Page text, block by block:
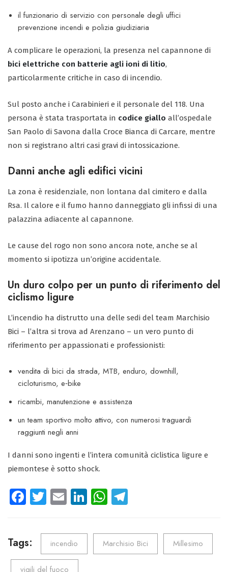
il funzionario di servizio con personale degli uffici
prevenzione incendi e polizia giudiziaria
A complicare le operazioni, la presenza nel capannone di
bici elettriche con batterie agli ioni di litio,
particolarmente critiche in caso di incendio.
Sul posto anche i Carabinieri e il personale del 118. Una
persona è stata trasportata in codice giallo all’ospedale
San Paolo di Savona dalla Croce Bianca di Carcare, mentre
non si registrano altri casi gravi di intossicazione.
Danni anche agli edifici vicini
La zona è residenziale, non lontana dal cimitero e dalla
Rsa. Il calore e il fumo hanno danneggiato gli infissi di una
palazzina adiacente al capannone.
Le cause del rogo non sono ancora note, anche se al
momento si ipotizza un’origine accidentale.
Un duro colpo per un punto di riferimento del
ciclismo ligure
L’incendio ha distrutto una delle sedi del team Marchisio
Bici – l’altra si trova ad Arenzano – un vero punto di
riferimento per appassionati e professionisti:
vendita di bici da strada, MTB, enduro, downhill,
cicloturismo, e‑bike
ricambi, manutenzione e assistenza
un team sportivo molto attivo, con numerosi traguardi
raggiunti negli anni
I danni sono ingenti e l’intera comunità ciclistica ligure e
piemontese è sotto shock.
Fa
o
ok
T
tt
er
E
ail
Li
e
n
W
ts
A
p
gr
a
m
Tags: incendio Marchisio Bici Millesimo
vigili del fuoco